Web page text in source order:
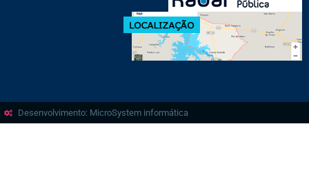
Desenvolvimento: MicroSystem informática